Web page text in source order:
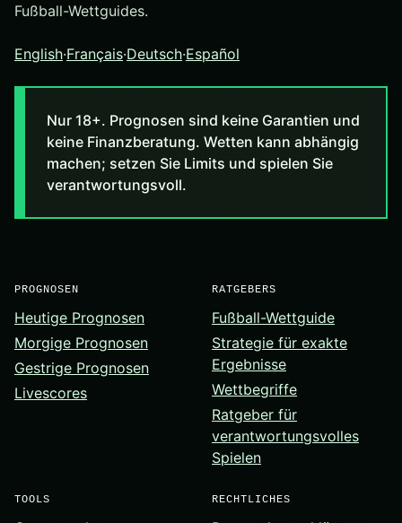
Fußball-Wettguides.
English·Français·Deutsch·Español
Nur 18+. Prognosen sind keine Garantien und
keine Finanzberatung. Wetten kann abhängig
machen; setzen Sie Limits und spielen Sie
verantwortungsvoll.
PROGNOSEN
Heutige Prognosen
Morgige Prognosen
Gestrige Prognosen
Livescores
RATGEBERS
Fußball-Wettguide
Strategie für exakte
Ergebnisse
Wettbegriffe
Ratgeber für
verantwortungsvolles
Spielen
TOOLS RECHTLICHES